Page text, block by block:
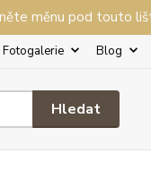
měnu pod touto
Fotogalerie Blog
Hledat